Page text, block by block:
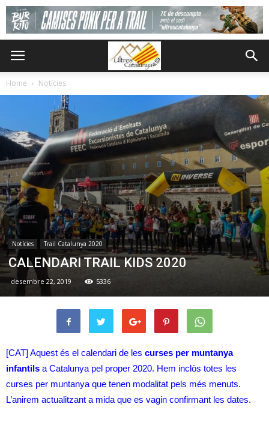
Home Notícies
Notícies Trail Catalunya 2020
CALENDARI TRAIL KIDS 2020
desembre 22, 2019 5336
[CAT] Aquest és el calendari de les curses per muntanya
infantils a Catalunya pel proper 2020. Hem inclòs totes les
curses per muntanya que tenen modalitat pels més menuts.
L’anirem actualitzant a mida que es vagin confirmant les dates.